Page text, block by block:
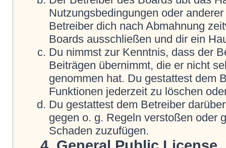
Nutzungsbedingungen oder
Betreiber dich nach Abmahnung
Boards ausschließen und dir ein
Du nimmst zur Kenntnis, dass der
Beiträgen übernimmt, die er nicht
genommen hat. Du gestattest dem
Funktionen jederzeit zu löschen
Du gestattest dem Betreiber
gegen o. g. Regeln verstoßen oder
Schaden zuzufügen.